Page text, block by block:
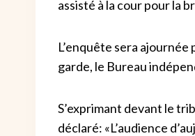
assisté à la cour pour la
L’enquête sera
garde, le Bureau
S’exprimant devant le
déclaré: «L’audience